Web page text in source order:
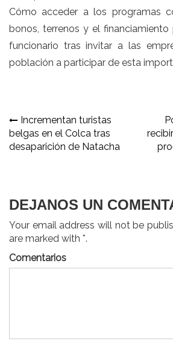
Cómo acceder a los programas
bonos, terrenos y el
funcionario tras invitar a las
población a participar de esta
Navegación
de
Incrementan turistas
belgas en el Colca tras
desaparición de Natacha
DEJANOS UN
Your email address will not be
are marked with *.
Comentarios